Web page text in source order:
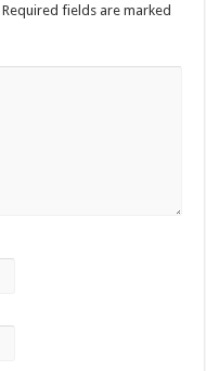
Required fields are marked